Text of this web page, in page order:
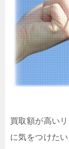
買取額が高い
に気をつけた